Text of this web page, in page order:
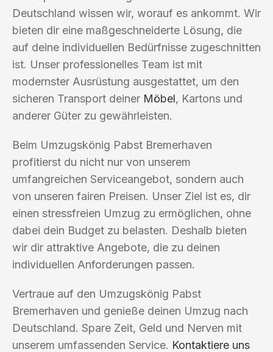
Deutschland wissen wir, worauf es ankommt. Wir
bieten dir eine maßgeschneiderte Lösung, die
auf deine individuellen Bedürfnisse zugeschnitten
ist. Unser professionelles Team ist mit
modernster Ausrüstung ausgestattet, um den
sicheren Transport deiner Möbel, Kartons und
anderer Güter zu gewährleisten.
Beim Umzugskönig Pabst Bremerhaven
profitierst du nicht nur von unserem
umfangreichen Serviceangebot, sondern auch
von unseren fairen Preisen. Unser Ziel ist es, dir
einen stressfreien Umzug zu ermöglichen, ohne
dabei dein Budget zu belasten. Deshalb bieten
wir dir attraktive Angebote, die zu deinen
individuellen Anforderungen passen.
Vertraue auf den Umzugskönig Pabst
Bremerhaven und genieße deinen Umzug nach
Deutschland. Spare Zeit, Geld und Nerven mit
unserem umfassenden Service. Kontaktiere uns